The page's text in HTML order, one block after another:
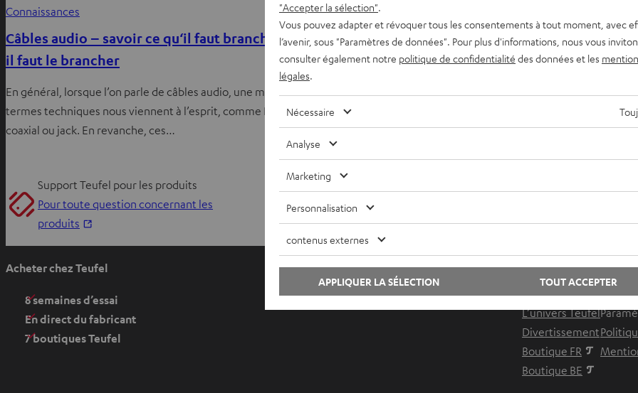
Connaissances
Câbles audio – savoir ce qu‘il faut brancher et où
il faut le brancher
En général, lorsque l’on parle de câbles audio, une multitude de
termes techniques nous viennent à l’esprit, comme RCA,
coaxial ou jack. En revanche, ces…
Support Teufel pour les produits
Pour toute question concernant les
produits
v
i
r
d
Contactez-nous
Acheter chez Teufel
8 semaines d’essai
En direct du fabricant
7 boutiques Teufel
Lexique audio
Connaissances
L’univers Teufel
Divertissement
Boutique FR
Boutique BE
"Accepter la sélection".
Vous pouvez adapter et révoquer tous les consentements à tout moment, avec
l’avenir, sous "Paramètres de données". Pour plus d'informations, nous vous
consulter également notre politique de confidentialité des données et les
légales.
Nécessaire
Analyse
Marketing
Personnalisation
contenus externes
TOUT ACCEPTER
APPLIQUER LA SÉLECTION